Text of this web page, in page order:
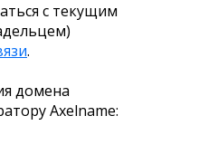
с текущим
.
домена
Axelname: